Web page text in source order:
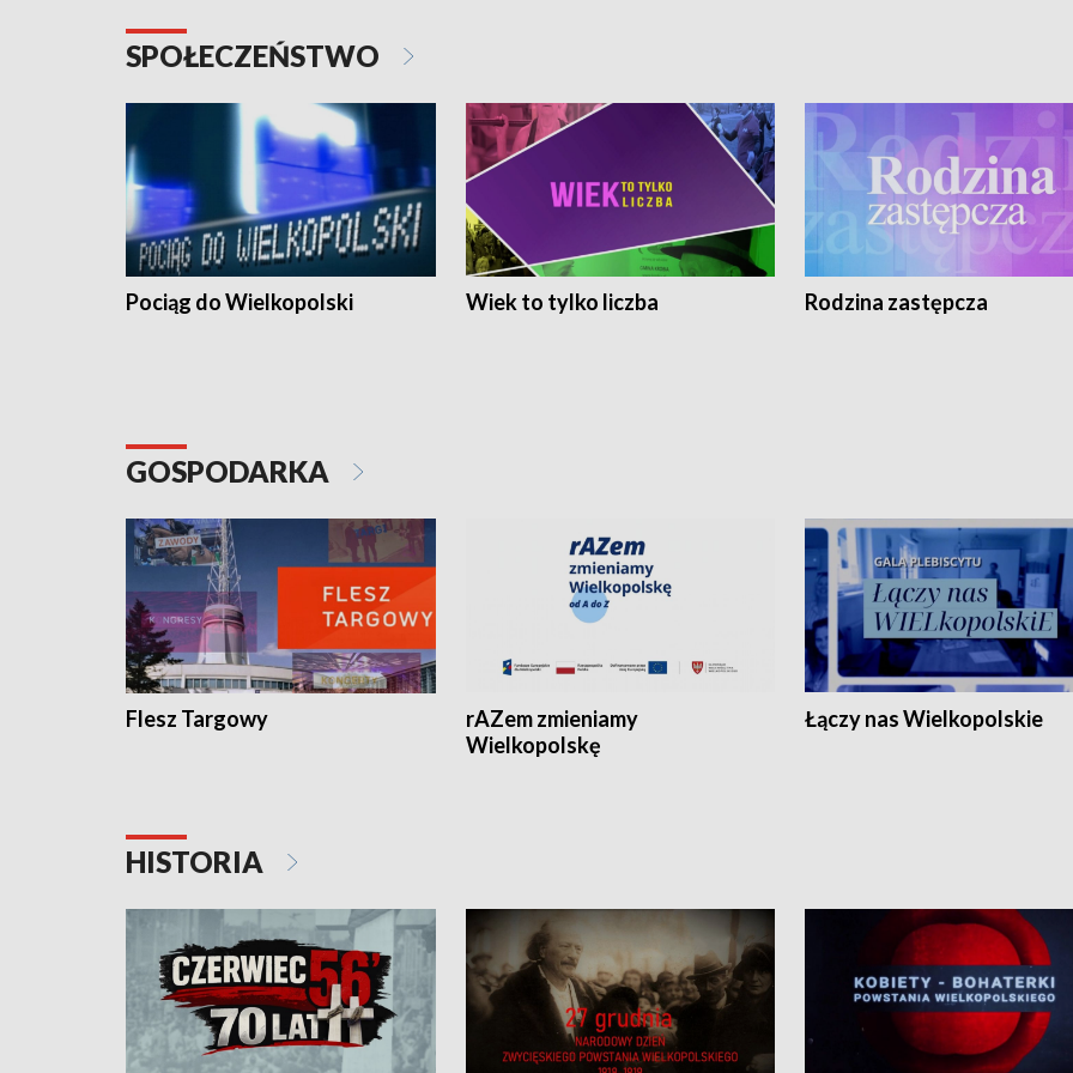
SPOŁECZEŃSTWO
Pociąg do Wielkopolski Wiek to tylko liczba Rodzina zastępcza
GOSPODARKA
Flesz Targowy
rAZem zmieniamy
Wielkopolskę
Łączy nas Wielkopolskie
HISTORIA